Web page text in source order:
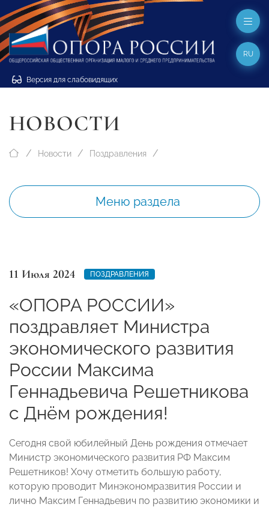
Версия для слабовидящих
RU
НОВОСТИ
Новости Поздравления
Меню раздела
11 Июля 2024 ПОЗДРАВЛЕНИЯ
«ОПОРА РОССИИ»
поздравляет Министра
экономического развития
России Максима
Геннадьевича Решетникова
с Днём рождения!
Сегодня свой юбилейный День рождения отмечает
Министр экономического развития РФ Максим
Решетников! Хочу отметить большую работу,
которую проводит Минэкономразвития России и
лично Максим Геннадьевич по развитию экономики и